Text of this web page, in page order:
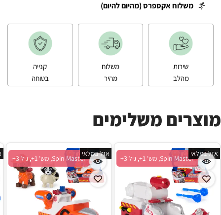
משלוח אקספרס (מהיום להיום)
שירות
מהלב
משלוח
מהיר
קנייה
בטוחה
מוצרים משלימים
Spin Master, מש' 1+, גיל 3+
אזל במלאי
Spin Master, מש' 1+, גיל 3+
אזל במלאי